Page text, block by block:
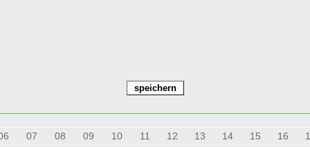
07 08 09 10 11 12 13 14 15 16